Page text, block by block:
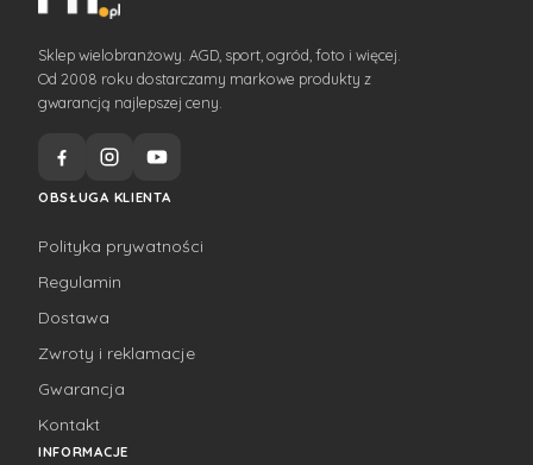
Sklep wielobranżowy. AGD, sport, ogród, foto i więcej.
Od 2008 roku dostarczamy markowe produkty z
gwarancją najlepszej ceny.
OBSŁUGA KLIENTA
Polityka prywatności
Regulamin
Dostawa
Zwroty i reklamacje
Gwarancja
Kontakt
INFORMACJE